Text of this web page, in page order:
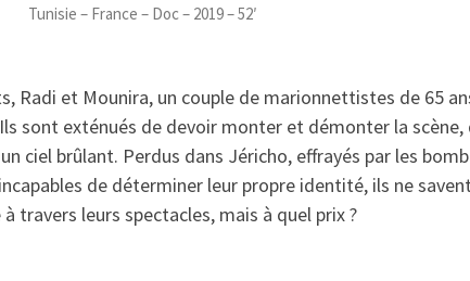
Tunisie – France – Doc – 2019 – 52′
Radi et Mounira, un couple de marionnettistes de 65
sont exténués de devoir monter et démonter la
ciel brûlant. Perdus dans Jéricho, effrayés par les
de déterminer leur propre identité, ils ne
travers leurs spectacles, mais à quel prix ?